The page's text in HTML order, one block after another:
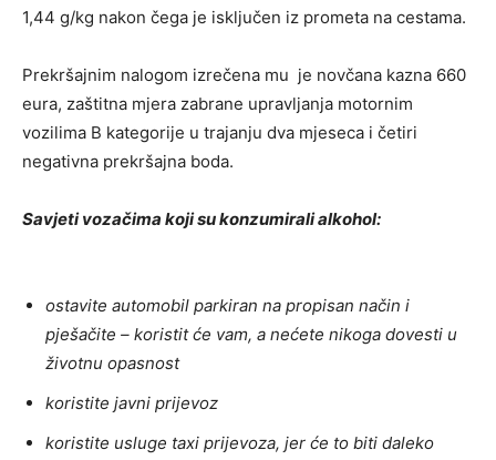
1,44 g/kg nakon čega je isključen iz prometa na cestama.
Prekršajnim nalogom izrečena mu je novčana kazna 660
eura, zaštitna mjera zabrane upravljanja motornim
vozilima B kategorije u trajanju dva mjeseca i četiri
negativna prekršajna boda.
Savjeti vozačima koji su konzumirali alkohol:
ostavite automobil parkiran na propisan način i
pješačite – koristit će vam, a nećete nikoga dovesti u
životnu opasnost
koristite javni prijevoz
koristite usluge taxi prijevoza, jer će to biti daleko